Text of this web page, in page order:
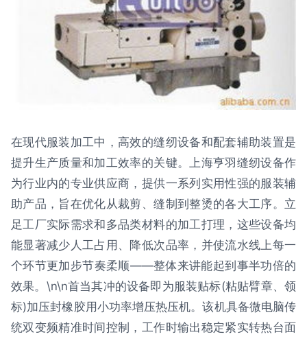
在现代服装加工中，高效的缝纫设备和配套辅助装置是
提升生产质量和加工效率的关键。上海亨羽缝纫设备作
为行业内的专业供应商，提供一系列实用性强的服装辅
助产品，旨在优化从裁剪、缝制到整烫的各大工序。立
足工厂实际需求和多品类材料的加工打理，这些设备均
能显著减少人工占用、降低次品率，并使流水线上每一
个环节更加步节奏柔顺——整体来讲能起到事半功倍的
效果。\n\n首当其冲的设备即为服装贴标(粘贴臂章、领
标)加压封橡胶用小功率增压热压机。该机具备微电脑传
统双变频精准时间控制，工作时输出稳定紧实转热台面